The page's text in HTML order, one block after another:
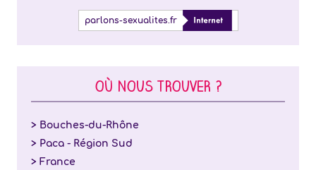
parlons-sexualites.fr
OÙ NOUS TROUVER ?
> Bouches-du-Rhône
> Paca - Région Sud
> France